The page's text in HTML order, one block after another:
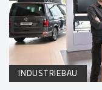
INDUSTRIEBAU